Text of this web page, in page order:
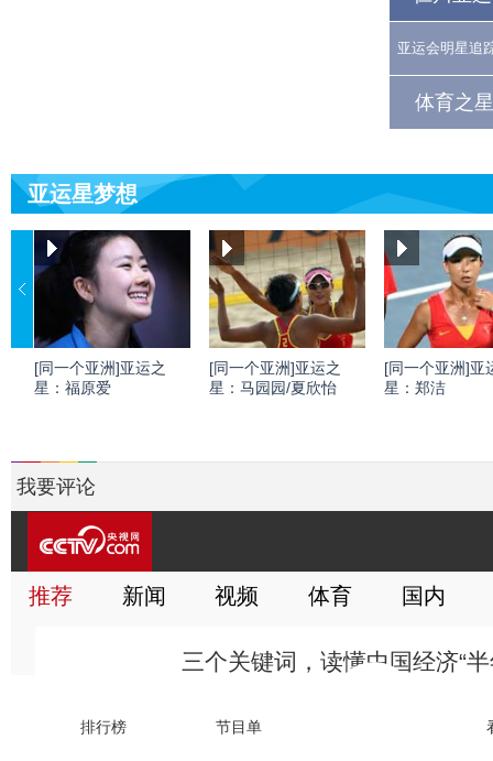
亚运会明星追
体育之
亚运星梦想
[同一个亚洲]亚运之
星：福原爱
[同一个亚洲]亚运之
星：马园园/夏欣怡
[同一个亚洲]亚
星：郑洁
我要评论